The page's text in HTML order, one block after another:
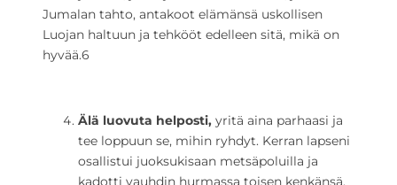
Jumalan tahto, antakoot elämänsä uskollisen
Luojan haltuun ja tehkööt edelleen sitä, mikä on
hyvää.6
Älä luovuta helposti, yritä aina parhaasi ja
tee loppuun se, mihin ryhdyt. Kerran lapseni
osallistui juoksukisaan metsäpoluilla ja
kadotti vauhdin hurmassa toisen kenkänsä.